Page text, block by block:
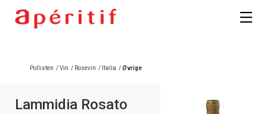
Pollisten /Vin / Rosevin / Italia /Øvrige
Lammidia Rosato